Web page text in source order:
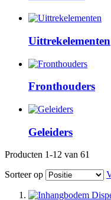
Uittrekelementen
Fronthouders
Geleiders
Producten 1-12 van 61
Sorteer op